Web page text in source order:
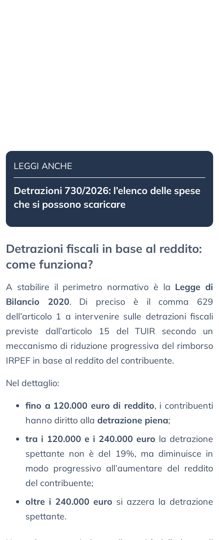
LEGGI ANCHE
Detrazioni 730/2026: l’elenco delle spese
che si possono scaricare
Detrazioni fiscali in base al reddito:
come funziona?
A stabilire il perimetro normativo è la Legge di
Bilancio 2020. Di preciso è il comma 629
dell’articolo 1 a intervenire sulle detrazioni fiscali
previste dall’articolo 15 del TUIR secondo un
meccanismo di riduzione progressiva del rimborso
IRPEF in base al reddito del contribuente.
Nel dettaglio:
fino a 120.000 euro di reddito, i contribuenti
hanno diritto alla detrazione piena;
tra i 120.000 e i 240.000 euro la detrazione
spettante non è del 19%, ma diminuisce in
modo progressivo all’aumentare del reddito
del contribuente;
oltre i 240.000 euro si azzera la detrazione
spettante.